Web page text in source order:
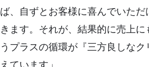
ば、自ずとお客様に喜んでいた
きます。それが、結果的に売上
うプラスの循環が『三方良しな
えています」